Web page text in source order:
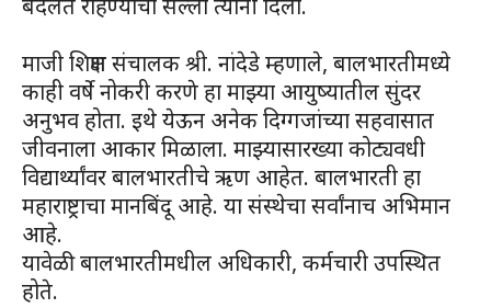
बदलत राहण्याचा सल्ला त्यांनी दिला.
माजी शिक्षण संचालक श्री. नांदेडे म्हणाले, बालभारतीमध्ये
काही वर्षे नोकरी करणे हा माझ्या आयुष्यातील सुंदर
अनुभव होता. इथे येऊन अनेक दिग्गजांच्या सहवासात
जीवनाला आकार मिळाला. माझ्यासारख्या कोट्यवधी
विद्यार्थ्यांवर बालभारतीचे ऋण आहेत. बालभारती हा
महाराष्ट्राचा मानबिंदू आहे. या संस्थेचा सर्वांनाच अभिमान
आहे.
यावेळी बालभारतीमधील अधिकारी, कर्मचारी उपस्थित
होते.